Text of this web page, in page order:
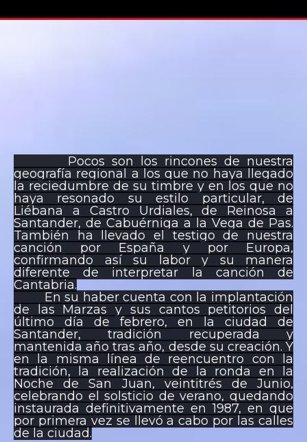
Pocos son los rincones de nuestra
geografía regional a los que no haya llegado
la reciedumbre de su timbre y en los que no
haya resonado su estilo particular, de
Liébana a Castro Urdiales, de Reinosa a
Santander, de Cabuérniga a la Vega de Pas.
También ha llevado el testigo de nuestra
canción por España y por Europa,
confirmando así su labor y su manera
diferente de interpretar la canción de
Cantabria.
En su haber cuenta con la implantación
de las Marzas y sus cantos petitorios del
último día de febrero, en la ciudad de
Santander, tradición recuperada y
mantenida año tras año, desde su creación. Y
en la misma línea de reencuentro con la
tradición, la realización de la ronda en la
Noche de San Juan, veintitrés de Junio,
celebrando el solsticio de verano, quedando
instaurada definitivamente en 1987, en que
por primera vez se llevó a cabo por las calles
de la ciudad.